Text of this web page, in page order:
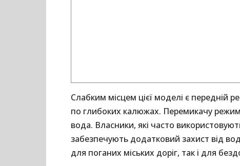
Слабким місцем цієї моделі є передній
по глибоких калюжах. Перемикачу
вода. Власники, які часто
забезпечують додатковий захист від
для поганих міських доріг, так і для